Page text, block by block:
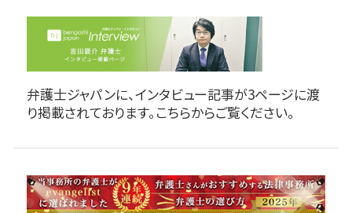
弁護士ジャパンに、インタビュー記事が3ページに渡
り掲載されております。こちらからご覧ください。